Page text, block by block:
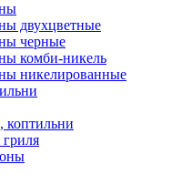
двухцветные
черные
комби-никель
никелированные
коптильни